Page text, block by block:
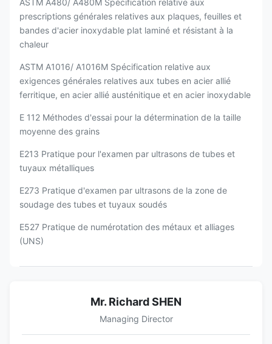
ASTM A480/ A480M Spécification relative aux
prescriptions générales relatives aux plaques, feuilles et
bandes d'acier inoxydable plat laminé et résistant à la
chaleur
ASTM A1016/ A1016M Spécification relative aux
exigences générales relatives aux tubes en acier allié
ferritique, en acier allié austénitique et en acier inoxydable
E 112 Méthodes d'essai pour la détermination de la taille
moyenne des grains
E213 Pratique pour l'examen par ultrasons de tubes et
tuyaux métalliques
E273 Pratique d'examen par ultrasons de la zone de
soudage des tubes et tuyaux soudés
E527 Pratique de numérotation des métaux et alliages
(UNS)
Mr. Richard SHEN
Managing Director